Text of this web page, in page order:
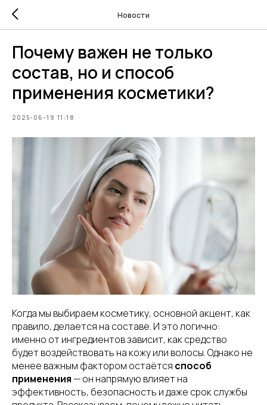
Новости
Почему важен не только
состав, но и способ
применения косметики?
2025-06-19 11:18
Когда мы выбираем косметику, основной акцент, как
правило, делается на составе. И это логично:
именно от ингредиентов зависит, как средство
будет воздействовать на кожу или волосы. Однако не
менее важным фактором остаётся способ
применения — он напрямую влияет на
эффективность, безопасность и даже срок службы